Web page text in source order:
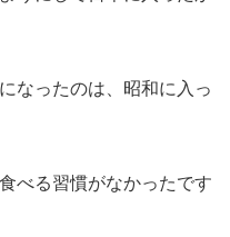
なったのは、昭和に入っ
べる習慣がなかったです